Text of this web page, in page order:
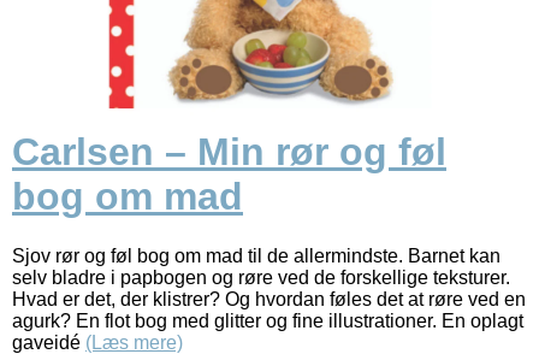
Carlsen – Min rør og føl
bog om mad
Sjov rør og føl bog om mad til de allermindste. Barnet kan
selv bladre i papbogen og røre ved de forskellige teksturer.
Hvad er det, der klistrer? Og hvordan føles det at røre ved en
agurk? En flot bog med glitter og fine illustrationer. En oplagt
gaveidé (Læs mere)